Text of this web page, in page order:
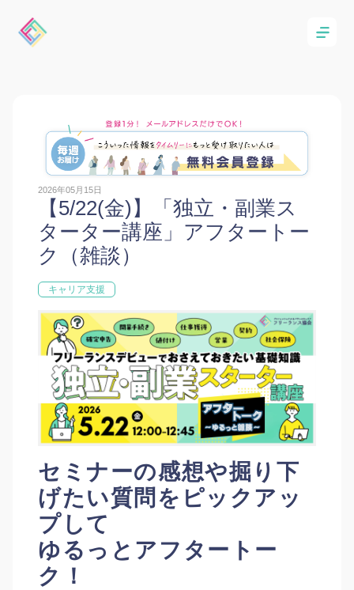
2026年05月15日
【5/22(金)】「独立・副業ス
ターター講座」アフタートー
ク（雑談）
キャリア支援
セミナーの感想や掘り下
げたい質問をピックアッ
プして
ゆるっとアフタートー
ク！